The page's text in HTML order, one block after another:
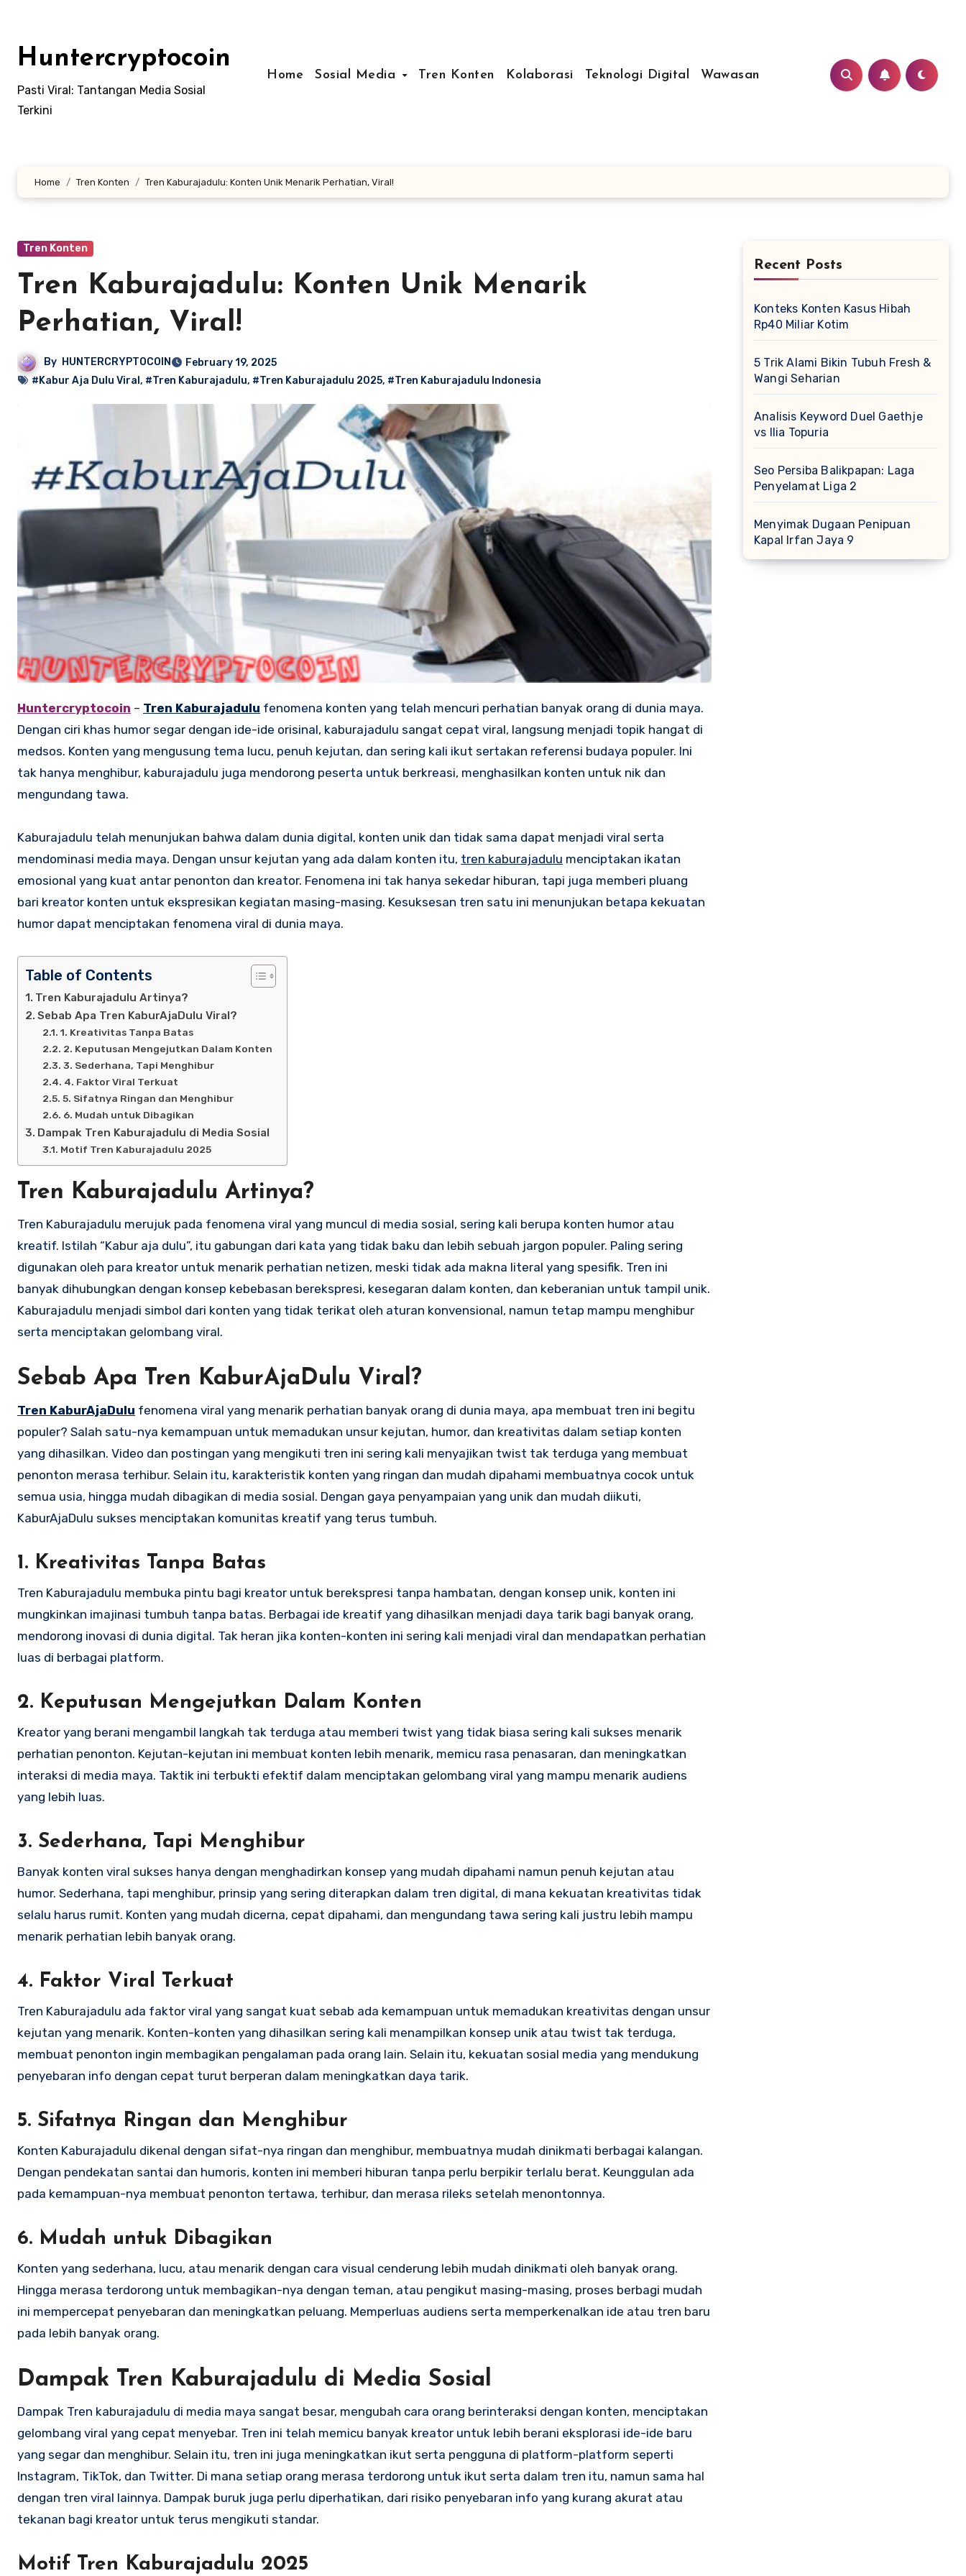
contentHuntercryptocoin
Pasti Viral: Tantangan Media Sosial
Terkini
Home Sosial Media Tren Konten Kolaborasi Teknologi Digital Wawasan
Home Tren Konten Tren Kaburajadulu: Konten Unik Menarik Perhatian, Viral!
Tren Konten
Tren Kaburajadulu: Konten Unik Menarik
Perhatian, Viral!
By HUNTERCRYPTOCOIN
February 19, 2025
#Kabur Aja Dulu Viral , #Tren Kaburajadulu, #Tren Kaburajadulu 2025, #Tren Kaburajadulu Indonesia
Huntercryptocoin – Tren Kaburajadulu fenomena konten yang telah mencuri perhatian banyak orang di dunia maya.
Dengan ciri khas humor segar dengan ide-ide orisinal, kaburajadulu sangat cepat viral, langsung menjadi topik hangat di
medsos. Konten yang mengusung tema lucu, penuh kejutan, dan sering kali ikut sertakan referensi budaya populer. Ini
tak hanya menghibur, kaburajadulu juga mendorong peserta untuk berkreasi, menghasilkan konten untuk nik dan
mengundang tawa.
Kaburajadulu telah menunjukan bahwa dalam dunia digital, konten unik dan tidak sama dapat menjadi viral serta
mendominasi media maya. Dengan unsur kejutan yang ada dalam konten itu, tren kaburajadulu menciptakan ikatan
emosional yang kuat antar penonton dan kreator. Fenomena ini tak hanya sekedar hiburan, tapi juga memberi pluang
bari kreator konten untuk ekspresikan kegiatan masing-masing. Kesuksesan tren satu ini menunjukan betapa kekuatan
humor dapat menciptakan fenomena viral di dunia maya.
Table of Contents
Tren Kaburajadulu Artinya?
Sebab Apa Tren KaburAjaDulu Viral?
1. Kreativitas Tanpa Batas
2. Keputusan Mengejutkan Dalam Konten
3. Sederhana, Tapi Menghibur
4. Faktor Viral Terkuat
5. Sifatnya Ringan dan Menghibur
6. Mudah untuk Dibagikan
Dampak Tren Kaburajadulu di Media Sosial
Motif Tren Kaburajadulu 2025
Tren Kaburajadulu Artinya?
Tren Kaburajadulu merujuk pada fenomena viral yang muncul di media sosial, sering kali berupa konten humor atau
kreatif. Istilah “Kabur aja dulu”, itu gabungan dari kata yang tidak baku dan lebih sebuah jargon populer. Paling sering
digunakan oleh para kreator untuk menarik perhatian netizen, meski tidak ada makna literal yang spesifik. Tren ini
banyak dihubungkan dengan konsep kebebasan berekspresi, kesegaran dalam konten, dan keberanian untuk tampil unik.
Kaburajadulu menjadi simbol dari konten yang tidak terikat oleh aturan konvensional, namun tetap mampu menghibur
serta menciptakan gelombang viral.
Sebab Apa Tren KaburAjaDulu Viral?
Tren KaburAjaDulu fenomena viral yang menarik perhatian banyak orang di dunia maya, apa membuat tren ini begitu
populer? Salah satu-nya kemampuan untuk memadukan unsur kejutan, humor, dan kreativitas dalam setiap konten
yang dihasilkan. Video dan postingan yang mengikuti tren ini sering kali menyajikan twist tak terduga yang membuat
penonton merasa terhibur. Selain itu, karakteristik konten yang ringan dan mudah dipahami membuatnya cocok untuk
semua usia, hingga mudah dibagikan di media sosial. Dengan gaya penyampaian yang unik dan mudah diikuti,
KaburAjaDulu sukses menciptakan komunitas kreatif yang terus tumbuh.
1. Kreativitas Tanpa Batas
Tren Kaburajadulu membuka pintu bagi kreator untuk berekspresi tanpa hambatan, dengan konsep unik, konten ini
mungkinkan imajinasi tumbuh tanpa batas. Berbagai ide kreatif yang dihasilkan menjadi daya tarik bagi banyak orang,
mendorong inovasi di dunia digital. Tak heran jika konten-konten ini sering kali menjadi viral dan mendapatkan perhatian
luas di berbagai platform.
2. Keputusan Mengejutkan Dalam Konten
Kreator yang berani mengambil langkah tak terduga atau memberi twist yang tidak biasa sering kali sukses menarik
perhatian penonton. Kejutan-kejutan ini membuat konten lebih menarik, memicu rasa penasaran, dan meningkatkan
interaksi di media maya. Taktik ini terbukti efektif dalam menciptakan gelombang viral yang mampu menarik audiens
yang lebih luas.
3. Sederhana, Tapi Menghibur
Banyak konten viral sukses hanya dengan menghadirkan konsep yang mudah dipahami namun penuh kejutan atau
humor. Sederhana, tapi menghibur, prinsip yang sering diterapkan dalam tren digital, di mana kekuatan kreativitas tidak
selalu harus rumit. Konten yang mudah dicerna, cepat dipahami, dan mengundang tawa sering kali justru lebih mampu
menarik perhatian lebih banyak orang.
4. Faktor Viral Terkuat
Tren Kaburajadulu ada faktor viral yang sangat kuat sebab ada kemampuan untuk memadukan kreativitas dengan unsur
kejutan yang menarik. Konten-konten yang dihasilkan sering kali menampilkan konsep unik atau twist tak terduga,
membuat penonton ingin membagikan pengalaman pada orang lain. Selain itu, kekuatan sosial media yang mendukung
penyebaran info dengan cepat turut berperan dalam meningkatkan daya tarik.
5. Sifatnya Ringan dan Menghibur
Konten Kaburajadulu dikenal dengan sifat-nya ringan dan menghibur, membuatnya mudah dinikmati berbagai kalangan.
Dengan pendekatan santai dan humoris, konten ini memberi hiburan tanpa perlu berpikir terlalu berat. Keunggulan ada
pada kemampuan-nya membuat penonton tertawa, terhibur, dan merasa rileks setelah menontonnya.
6. Mudah untuk Dibagikan
Konten yang sederhana, lucu, atau menarik dengan cara visual cenderung lebih mudah dinikmati oleh banyak orang.
Hingga merasa terdorong untuk membagikan-nya dengan teman, atau pengikut masing-masing, proses berbagi mudah
ini mempercepat penyebaran dan meningkatkan peluang. Memperluas audiens serta memperkenalkan ide atau tren baru
pada lebih banyak orang.
Dampak Tren Kaburajadulu di Media Sosial
Dampak Tren kaburajadulu di media maya sangat besar, mengubah cara orang berinteraksi dengan konten, menciptakan
gelombang viral yang cepat menyebar. Tren ini telah memicu banyak kreator untuk lebih berani eksplorasi ide-ide baru
yang segar dan menghibur. Selain itu, tren ini juga meningkatkan ikut serta pengguna di platform-platform seperti
Instagram, TikTok, dan Twitter. Di mana setiap orang merasa terdorong untuk ikut serta dalam tren itu, namun sama hal
dengan tren viral lainnya. Dampak buruk juga perlu diperhatikan, dari risiko penyebaran info yang kurang akurat atau
tekanan bagi kreator untuk terus mengikuti standar.
Motif Tren Kaburajadulu 2025
Recent Posts
Konteks Konten Kasus Hibah
Rp40 Miliar Kotim
5 Trik Alami Bikin Tubuh Fresh &
Wangi Seharian
Analisis Keyword Duel Gaethje
vs Ilia Topuria
Seo Persiba Balikpapan: Laga
Penyelamat Liga 2
Menyimak Dugaan Penipuan
Kapal Irfan Jaya 9